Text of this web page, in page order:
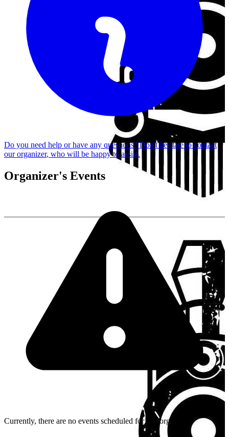
Do you need help or have any questions? Don't hesitate tocontact
our organizer, who will be happy to assist.
Organizer's Events
Currently, there are no events scheduled for this organizer.